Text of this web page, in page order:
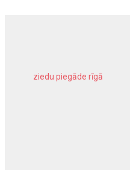
ziedu piegāde rīgā